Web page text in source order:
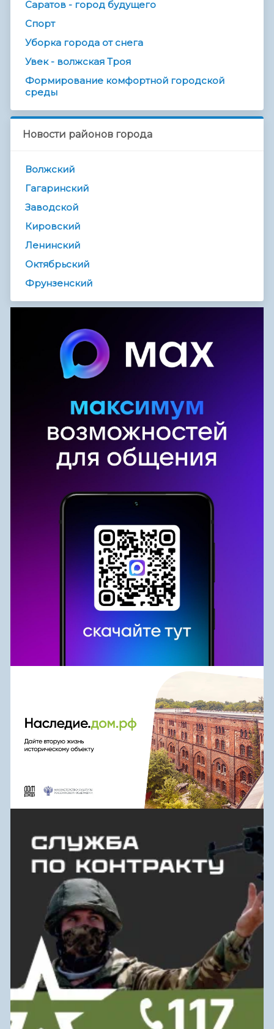
Саратов - город будущего
Спорт
Уборка города от снега
Увек - волжская Троя
Формирование комфортной городской
среды
Новости районов города
Волжский
Гагаринский
Заводской
Кировский
Ленинский
Октябрьский
Фрунзенский